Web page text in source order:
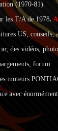
(1970-81).
les T/A de 1978.
US, conseils,
des vidéos,
forum...
moteurs
avec